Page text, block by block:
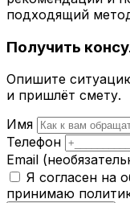
подходящий
Получить
Опишите
и пришлёт смету.
Имя
Телефон
Email
Я согласен на
принимаю